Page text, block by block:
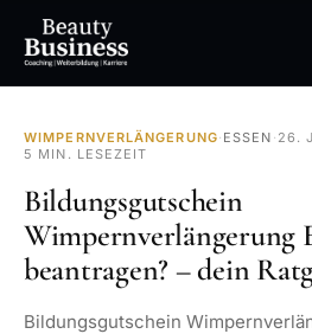
WIMPERNVERLÄNGERUNG· ESSEN · 26.
5 MIN. LESEZEIT
Bildungsgutschein
Wimpernverlängerung
beantragen? – dein
Bildungsgutschein